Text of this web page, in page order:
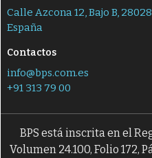
Calle Azcona 12, Bajo B,
España
Contactos
info@bps.com.es
+91 313 79 00
BPS está inscrita en el
Volumen 24.100, Folio 172,